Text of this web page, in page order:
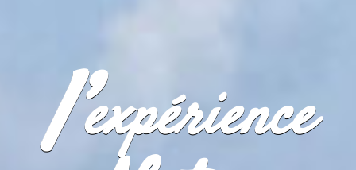
l’expérience